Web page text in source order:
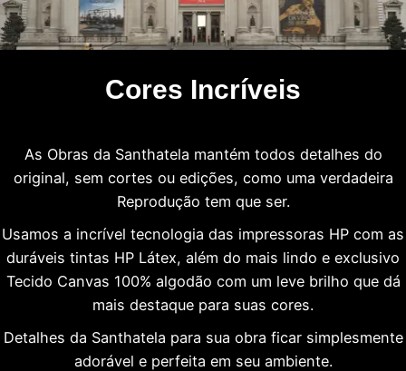
Cores Incríveis
As Obras da Santhatela mantém todos detalhes do
original, sem cortes ou edições, como uma verdadeira
Reprodução tem que ser.
Usamos a incrível tecnologia das impressoras HP com as
duráveis tintas HP Látex, além do mais lindo e exclusivo
Tecido Canvas 100% algodão com um leve brilho que dá
mais destaque para suas cores.
Detalhes da Santhatela para sua obra ficar simplesmente
adorável e perfeita em seu ambiente.